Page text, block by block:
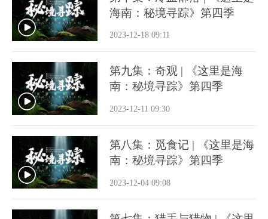
海南：秘境寻踪》第四季
2023-12-18 09:11
第九集：奇观 | 《这里是海
南：秘境寻踪》第四季
2023-12-11 09:30
第八集：觅食记 | 《这里是海
南：秘境寻踪》第四季
2023-12-04 09:08